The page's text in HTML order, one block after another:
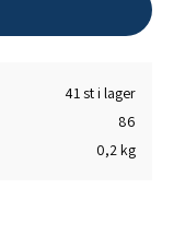
41 st i lager
86
0,2 kg